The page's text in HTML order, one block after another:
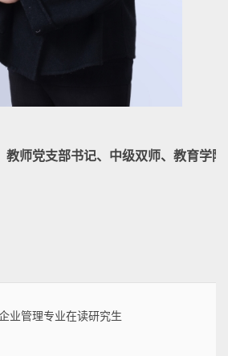
教师党支部书记、 中级双师、教育学院
业管理专业在读研究生